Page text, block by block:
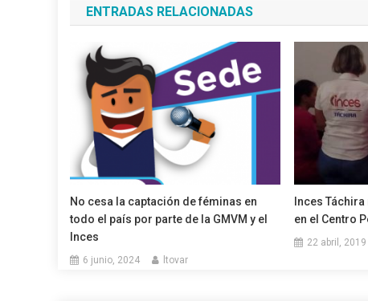
entradas
ENTRADAS RELACIONADAS
No cesa la captación de féminas en
todo el país por parte de la GMVM y el
Inces
6 junio, 2024 ltovar
Inces
en el Centro
22 abril, 2019